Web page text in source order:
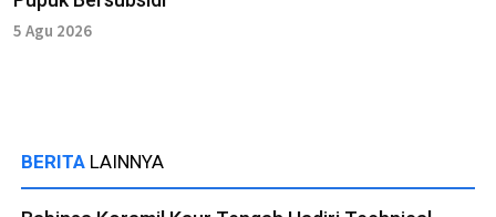
5 Agu 2026
BERITA LAINNYA